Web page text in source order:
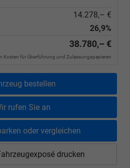
14.278,– €
26,9%
38.780,– €
Kosten für Überführung und Zulassungspapieren
bestellen
rufen Sie an
oder vergleichen
drucken